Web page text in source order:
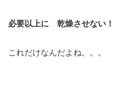
必要以上に 乾燥させない！
これだけなんだよね。。。